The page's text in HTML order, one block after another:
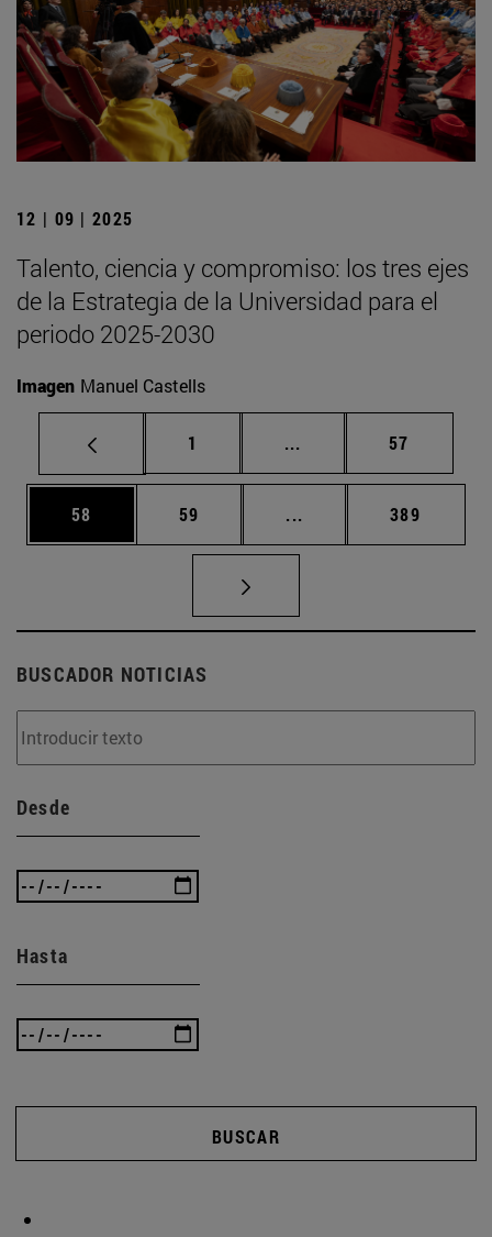
12 | 09 | 2025
Talento, ciencia y compromiso: los tres ejes
de la Estrategia de la Universidad para el
periodo 2025-2030
Imagen Manuel Castells
Página
1 ... Páginas intermedias
Página
57
Página
58 Página
59 ... Páginas intermedias
Página
389
BUSCADOR NOTICIAS
Desde
Hasta
BUSCAR